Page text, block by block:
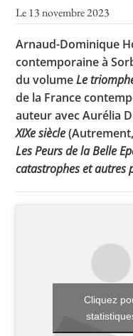
Les
Le 13 novembre 2023
Arnaud-Dominique
contemporaine à
du volumeLe
de la France
auteur avec Aurélia
XIXe siècle
Les Peurs de la Belle
catastrophes et autres
Cliquez